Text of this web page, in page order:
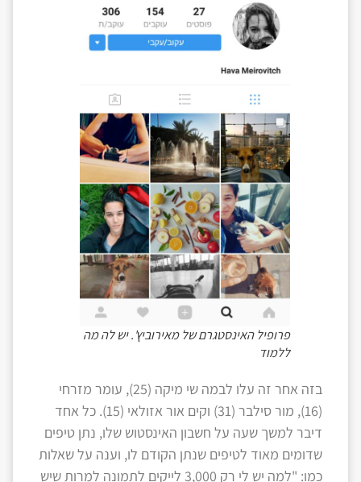
פרופיל האינסטגרם של מאירוביץ'. יש לה מה
ללמוד
בזה אחר זה עלו לבמה שי מיקה (25), עומר מזרחי
(16), מור סילבר (31) וקים אור אזולאי (15). כל אחד
דיבר למשך שעה על חשבון האינסטוש שלו, נתן טיפים
שדומים מאוד לטיפים שנתן הקודם לו, וענה על שאלות
כמו: "למה יש לי רק 3,000 לייקים לתמונה למרות שיש